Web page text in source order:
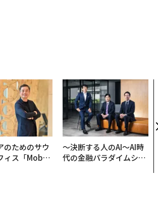
のためのサウ
ィス「Mobiu
〜決断する人のAI〜AI時
代の金融パラダイムシフ